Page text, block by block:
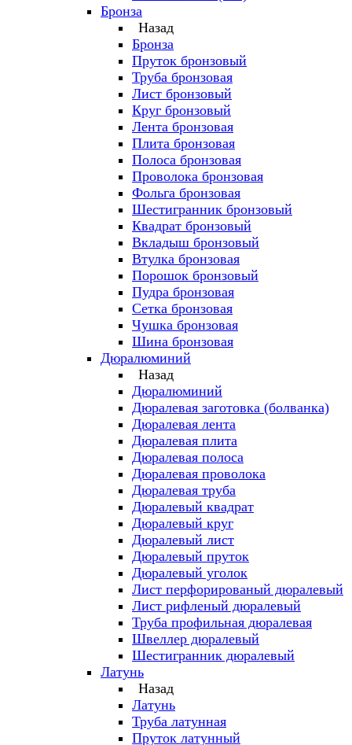
Бронза
Назад
Бронза
Пруток бронзовый
Труба бронзовая
Лист бронзовый
Круг бронзовый
Лента бронзовая
Плита бронзовая
Полоса бронзовая
Проволока бронзовая
Фольга бронзовая
Шестигранник бронзовый
Квадрат бронзовый
Вкладыш бронзовый
Втулка бронзовая
Порошок бронзовый
Пудра бронзовая
Сетка бронзовая
Чушка бронзовая
Шина бронзовая
Дюралюминий
Назад
Дюралюминий
Дюралевая заготовка (болванка)
Дюралевая лента
Дюралевая плита
Дюралевая полоса
Дюралевая проволока
Дюралевая труба
Дюралевый квадрат
Дюралевый круг
Дюралевый лист
Дюралевый пруток
Дюралевый уголок
Лист перфорированый дюралевый
Лист рифленый дюралевый
Труба профильная дюралевая
Швеллер дюралевый
Шестигранник дюралевый
Латунь
Назад
Латунь
Труба латунная
Пруток латунный